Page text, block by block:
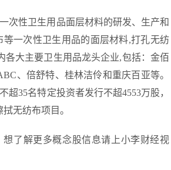
次性卫生用品面层材料的研发、生产和
一次性卫生用品的面层材料,打孔无纺
大主要卫生用品龙头企业,包括：金佰
、倍舒特、桂林洁伶和重庆百亚等。
超35名特定投资者发行不超4553万股，
无纺布项目。
了解更多概念股信息请上小李财经视